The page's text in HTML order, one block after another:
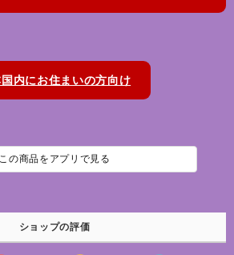
国内にお住まいの方向け
この商品をアプリで見る
ショップの評価